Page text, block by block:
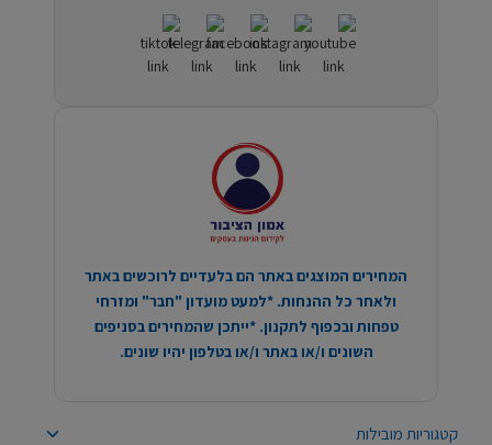
קטגוריות מובילות
המחירים המוצגים באתר הם בלעדיים לרוכשים באתר
ולאחר כל ההנחות. *למעט מועדון "חבר" ומזרחי
טפחות ובכפוף לתקנון. *ייתכן שהמחירים בסניפים
השונים ו/או באתר ו/או בטלפון יהיו שונים.